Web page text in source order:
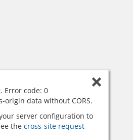
Error code: 0
origin data without CORS.
server configuration to
the cross-site request